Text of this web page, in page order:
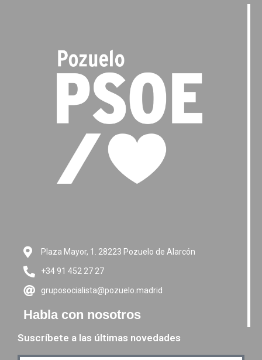
Plaza Mayor, 1. 28223 Pozuelo de Alarcón
+34 91 452 27 27
gruposocialista@pozuelo.madrid
Habla con nosotros
Suscríbete a las últimas novedades